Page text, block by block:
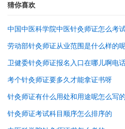
猜你喜欢
中国中医科学院中医针灸师证怎么考
劳动部针灸师证从业范围是什么样的
卫健委针灸师证报名入口在哪儿啊电
考个针灸师证要多久才能拿证书呀
针灸师证有什么用处和用途呢怎么写
针灸师证考试科目顺序怎么排序的